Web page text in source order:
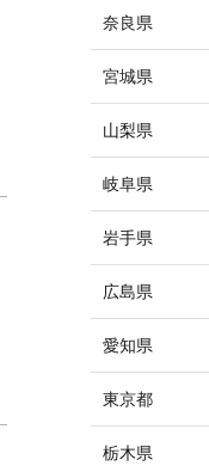
奈良県
宮城県
山梨県
岐阜県
岩手県
広島県
愛知県
東京都
栃木県